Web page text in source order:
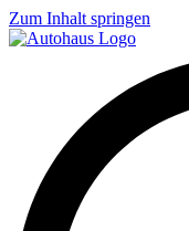
Zum Inhalt springen